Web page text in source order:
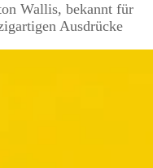
Wallis, bekannt für
Ausdrücke